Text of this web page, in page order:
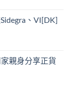
、VI[DK]
親身分享正貨